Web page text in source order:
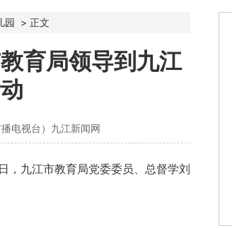
园 > 正文
育局领导到九江
电视台）九江新闻网
，九江市教育局党委委员、总督学刘